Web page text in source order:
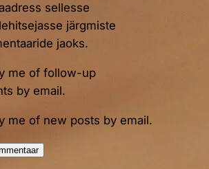
sellesse
järgmiste
jaoks.
me of follow-up
by email.
me of new posts by email.